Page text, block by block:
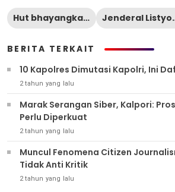
Hut bhayangkara ke-78
BERITA TERKAIT
10 Kapolres Dimutasi Kapolri, Ini
2 tahun yang lalu
Marak Serangan Siber, Kalpori:
Perlu Diperkuat
2 tahun yang lalu
Muncul Fenomena Citizen
Tidak Anti Kritik
2 tahun yang lalu